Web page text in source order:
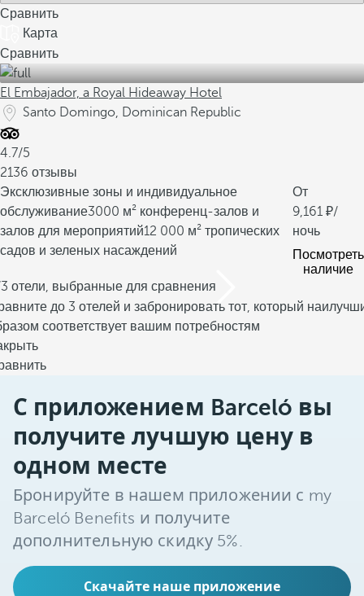
Сравнить
Карта
Сравнить
El Embajador, a Royal Hideaway Hotel
Santo Domingo, Dominican Republic
4.7/5
2136 отзывы
Эксклюзивные зоны и индивидуальное
обслуживание3000 м² конференц-залов и
залов для мероприятий12 000 м² тропических
садов и зеленых насаждений
От
9,161
/
ночь
Посмотреть
наличие
отели, выбранные для сравнения
до 3 отелей и забронировать тот, который
соответствует вашим потребностям
С приложением Barceló вы
получите лучшую цену в
одном месте
Бронируйте в нашем приложении с my
Barceló Benefits и получите
дополнительную скидку 5%.
Скачайте наше приложение